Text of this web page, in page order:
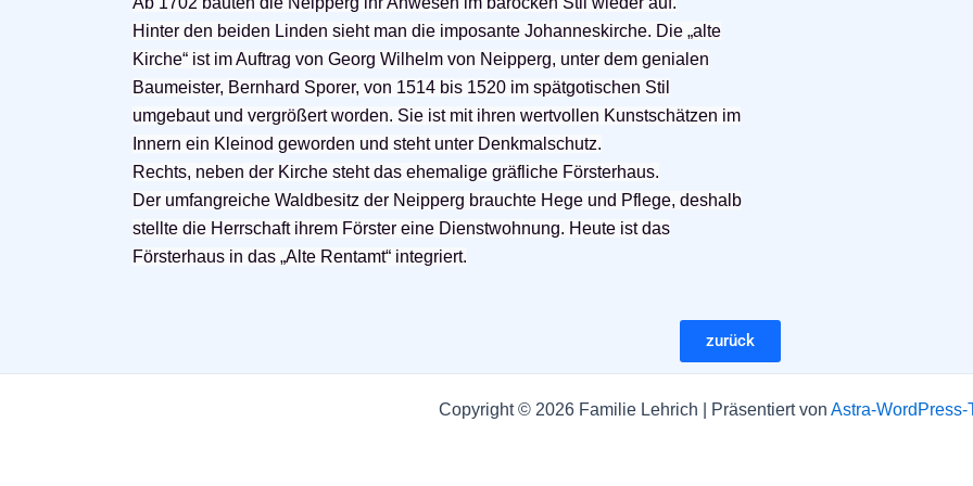
Hinter den beiden Linden sieht man die imposante Johanneskirche. Die „alte
Kirche“ ist im Auftrag von Georg Wilhelm von Neipperg, unter dem genialen
Baumeister, Bernhard Sporer, von 1514 bis 1520 im spätgotischen Stil
umgebaut und vergrößert worden. Sie ist mit ihren wertvollen Kunstschätzen im
Innern ein Kleinod geworden und steht unter Denkmalschutz.
Rechts, neben der Kirche steht das ehemalige gräfliche Försterhaus.
Der umfangreiche Waldbesitz der Neipperg brauchte Hege und Pflege, deshalb
stellte die Herrschaft ihrem Förster eine Dienstwohnung. Heute ist das
Försterhaus in das „Alte Rentamt“ integriert.
zurück
Copyright © 2026 Familie Lehrich | Präsentiert von Astra-WordPress-